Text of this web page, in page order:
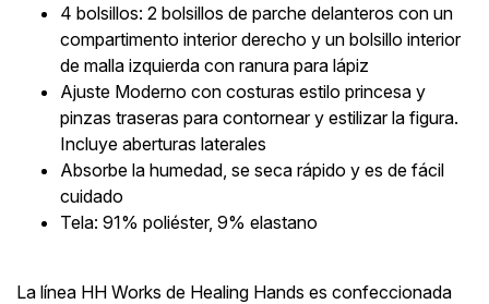
4 bolsillos: 2 bolsillos de parche delanteros con un
compartimento interior derecho y un bolsillo interior
de malla izquierda con ranura para lápiz
Ajuste Moderno con costuras estilo princesa y
pinzas traseras para contornear y estilizar la figura.
Incluye aberturas laterales
Absorbe la humedad, se seca rápido y es de fácil
cuidado
Tela: 91% poliéster, 9% elastano
La línea HH Works de Healing Hands es confeccionada